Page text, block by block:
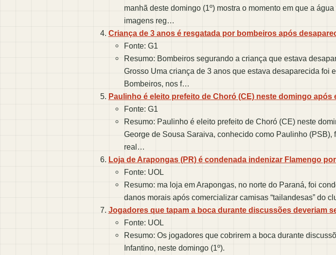
manhã deste domingo (1º) mostra o momento em que a
imagens reg…
Criança de 3 anos é resgatada por bombeiros após
Fonte: G1
Resumo: Bombeiros segurando a criança que estava
Grosso Uma criança de 3 anos que estava desaparecida foi
Bombeiros, nos f…
Paulinho é eleito prefeito de Choró (CE) neste domingo após
Fonte: G1
Resumo: Paulinho é eleito prefeito de Choró (CE) neste
George de Sousa Saraiva, conhecido como Paulinho
real…
Loja de Arapongas (PR) é condenada indenizar Flamengo
Fonte: UOL
Resumo: ma loja em Arapongas, no norte do Paraná, foi
danos morais após comercializar camisas “tailandesas” do
Jogadores que tapam a boca durante discussões deveriam
Fonte: UOL
Resumo: Os jogadores que cobrirem a boca durante
Infantino, neste domingo (1º).